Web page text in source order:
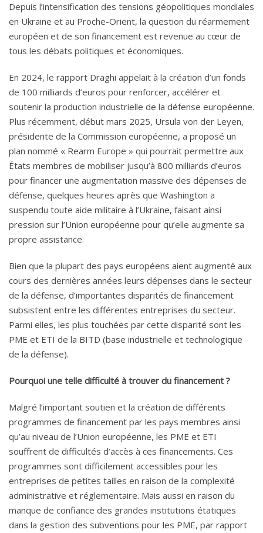
Depuis l’intensification des tensions géopolitiques mondiales
en Ukraine et au Proche-Orient, la question du réarmement
européen et de son financement est revenue au cœur de
tous les débats politiques et économiques.
En 2024, le rapport Draghi appelait à la création d’un fonds
de 100 milliards d’euros pour renforcer, accélérer et
soutenir la production industrielle de la défense européenne.
Plus récemment, début mars 2025, Ursula von der Leyen,
présidente de la Commission européenne, a proposé un
plan nommé « Rearm Europe » qui pourrait permettre aux
États membres de mobiliser jusqu’à 800 milliards d’euros
pour financer une augmentation massive des dépenses de
défense, quelques heures après que Washington a
suspendu toute aide militaire à l’Ukraine, faisant ainsi
pression sur l’Union européenne pour qu’elle augmente sa
propre assistance.
Bien que la plupart des pays européens aient augmenté aux
cours des dernières années leurs dépenses dans le secteur
de la défense, d’importantes disparités de financement
subsistent entre les différentes entreprises du secteur.
Parmi elles, les plus touchées par cette disparité sont les
PME et ETI de la BITD (base industrielle et technologique
de la défense).
Pourquoi une telle difficulté à trouver du financement ?
Malgré l’important soutien et la création de différents
programmes de financement par les pays membres ainsi
qu’au niveau de l’Union européenne, les PME et ETI
souffrent de difficultés d’accès à ces financements. Ces
programmes sont difficilement accessibles pour les
entreprises de petites tailles en raison de la complexité
administrative et réglementaire. Mais aussi en raison du
manque de confiance des grandes institutions étatiques
dans la gestion des subventions pour les PME, par rapport